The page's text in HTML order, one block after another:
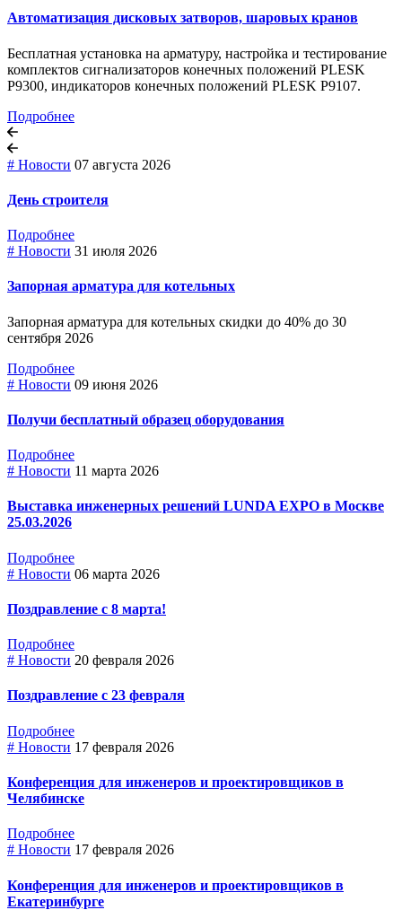
Автоматизация дисковых затворов, шаровых кранов
Бесплатная установка на арматуру, настройка и тестирование
комплектов сигнализаторов конечных положений PLESK
P9300, индикаторов конечных положений PLESK P9107.
Подробнее
# Новости 07 августа 2026
День строителя
Подробнее
# Новости 31 июля 2026
Запорная арматура для котельных
Запорная арматура для котельных скидки до 40% до 30
сентября 2026
Подробнее
# Новости 09 июня 2026
Получи бесплатный образец оборудования
Подробнее
# Новости 11 марта 2026
Выставка инженерных решений LUNDA EXPO в Москве
25.03.2026
Подробнее
# Новости 06 марта 2026
Поздравление с 8 марта!
Подробнее
# Новости 20 февраля 2026
Поздравление с 23 февраля
Подробнее
# Новости 17 февраля 2026
Конференция для инженеров и проектировщиков в
Челябинске
Подробнее
# Новости 17 февраля 2026
Конференция для инженеров и проектировщиков в
Екатеринбурге